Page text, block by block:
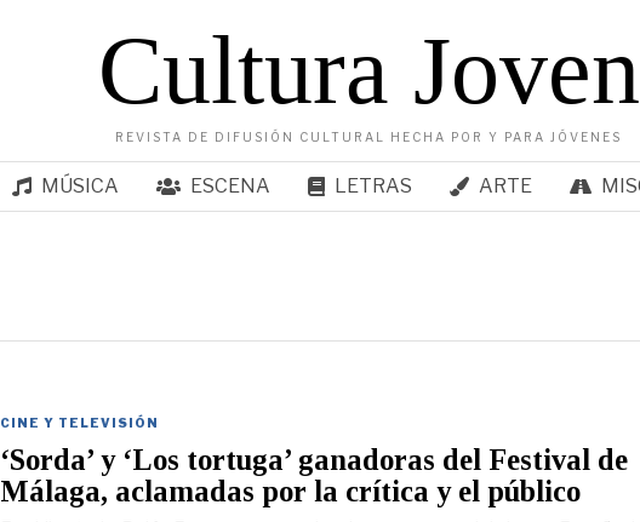
Cultura Joven
REVISTA DE DIFUSIÓN CULTURAL HECHA POR Y PARA JÓVENES
MÚSICA ESCENA LETRAS ARTE
CINE Y TELEVISIÓN
‘Sorda’ y ‘Los tortuga’ ganadoras del Festival de
Málaga, aclamadas por la crítica y el público